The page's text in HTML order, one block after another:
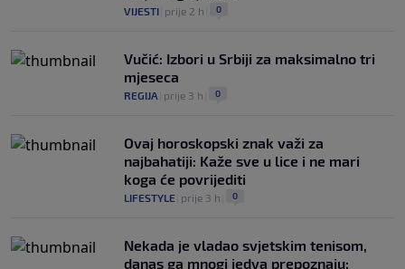
VIJESTI prije 2 h 0
Vučić: Izbori u Srbiji za maksimalno tri
mjeseca
REGIJA prije 3 h 0
Ovaj horoskopski znak važi za
najbahatiji: Kaže sve u lice i ne mari
koga će povrijediti
LIFESTYLE prije 3 h 0
Nekada je vladao svjetskim tenisom,
danas ga mnogi jedva prepoznaju: